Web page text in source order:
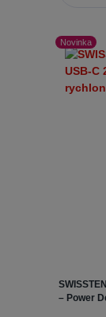
Novinka
– Power